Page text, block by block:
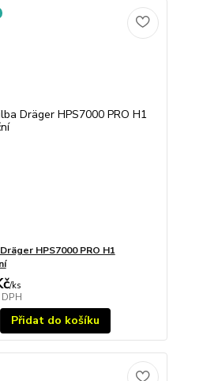
HPS7000 PRO H1
/ks
Přidat do košíku